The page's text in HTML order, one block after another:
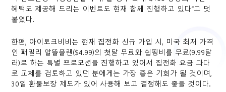
혜택도 제공해 드리는 이벤트도 현재 함께 진행하고 있다”고 덧
붙였다.
한편, 아이토크비비는 현재 집전화 신규 가입 시, 미국 최저 가격
인 패밀리 알뜰플랜($4.99)의 첫달 무료와 쉽핑비를 무료(9.99달
러)로 하는 특별 프로모션을 진행하고 있어서 집전화 요금 과다
로 교체를 검토하고 있던 분에게는 가장 좋은 기회가 될 것이며,
30일 환불보장 제도가 있어 사용해 보고 결정해도 좋을 것이다.